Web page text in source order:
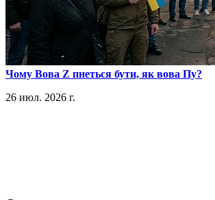
​Чому Вова Z пнеться бути, як вова Пу?
26 июл. 2026 г.